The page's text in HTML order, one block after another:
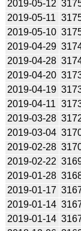
2019-05-12
2019-05-11
2019-05-10
2019-04-29
2019-04-28
2019-04-20
2019-04-19
2019-04-11
2019-03-28
2019-03-04
2019-02-28
2019-02-22
2019-01-28
2019-01-17
2019-01-14
2019-01-14